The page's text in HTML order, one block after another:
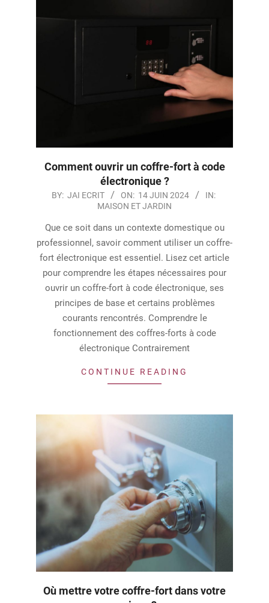
Comment ouvrir un coffre-fort à code
électronique ?
2024-BY: JAI ECRIT ON: 14 JUIN 2024
IN:
MAISON ET JARDIN
Que ce soit dans un contexte domestique ou
professionnel, savoir comment utiliser un coffre-
fort électronique est essentiel. Lisez cet article
pour comprendre les étapes nécessaires pour
ouvrir un coffre-fort à code électronique, ses
principes de base et certains problèmes
courants rencontrés. Comprendre le
fonctionnement des coffres-forts à code
électronique Contrairement
CONTINUE READING
Où mettre votre coffre-fort dans votre